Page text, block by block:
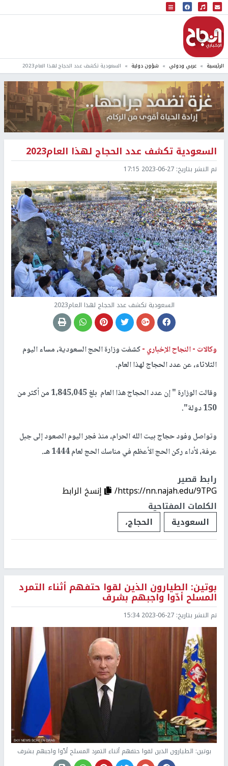
البث المباشر
إذاعة النجاح
الرئيسية عربي ودولي شؤون دولية السعودية تكشف عدد الحجاج لهذا العام2023
السعودية تكشف عدد الحجاج لهذا العام2023
تم النشر بتاريخ: 2023-06-27 17:15
السعودية تكشف عدد الحجاج لهذا العام2023
وكالات -النجاح الإخباري -كشفت وزارة الحج السعودية، مساء اليوم
الثلاثاء، عن عدد الحجاج لهذا العام.
وقالت الوزارة " إن عدد الحجاج هذا العام بلغ 1،845،045 من أكثر من
150 دولة".
وتواصل وفود حجاج بيت الله الحرام، منذ فجر اليوم الصعود إلى جبل
عرفة، لأداء ركن الحج الأعظم في مناسك الحج لعام 1444 هـ.
رابط قصير
https://nn.najah.edu/9TPG/
إنسخ الرابط
الكلمات المفتاحية
السعودية
الحجاج،
بوتين: الطيارون الذين لقوا حتفهم أثناء التمرد
المسلح أدّوا واجبهم بشرف
تم النشر بتاريخ: 2023-06-27 15:34
بوتين: الطيارون الذين لقوا حتفهم أثناء التمرد المسلح أدّوا واجبهم بشرف